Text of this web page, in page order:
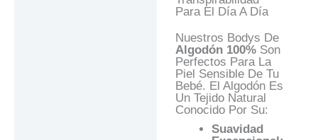
Para El Día A Día
Nuestros Bodys De
Algodón 100%Son
Perfectos Para La
Piel Sensible De Tu
Bebé. El Algodón Es
Un Tejido Natural
Conocido Por Su:
Suavidad